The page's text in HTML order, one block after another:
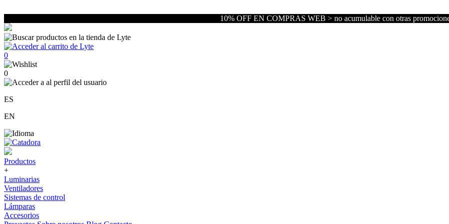
10% OFF EN COMPRAS WEB > no acumulable con otras
0
0
ES
EN
Productos
+
Luminarias
Ventiladores
Sistemas de control
Lámparas
Accesorios